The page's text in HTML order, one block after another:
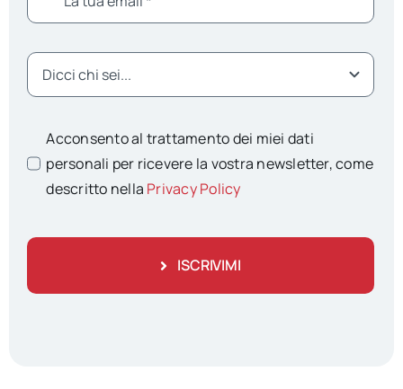
Acconsento al trattamento dei miei dati
personali per ricevere la vostra newsletter, come
descritto nella Privacy Policy
ISCRIVIMI